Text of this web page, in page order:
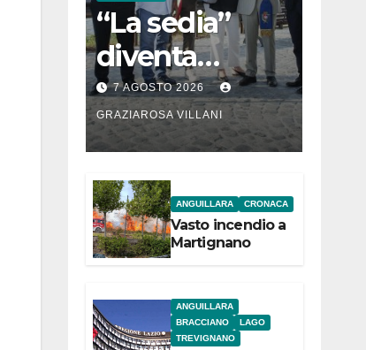
“La sedia”
diventa
Belvedere sul
lago di
Bracciano: ieri
l’inaugurazion
e
7 AGOSTO 2026
GRAZIAROSA VILLANI
ANGUILLARA CRONACA
Vasto incendio a
Martignano
ANGUILLARA
BRACCIANO
LAGO
TREVIGNANO